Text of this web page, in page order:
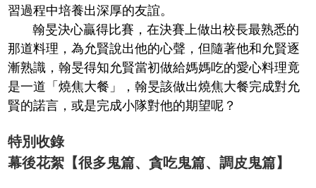
習過程中培養出深厚的友誼。
翰旻決心贏得比賽，在決賽上做出校長最熟悉的
那道料理，為允賢說出他的心聲，但隨著他和允賢逐
漸熟識，翰旻得知允賢當初做給媽媽吃的愛心料理竟
是一道「燒焦大餐」，翰旻該做出燒焦大餐完成對允
賢的諾言，或是完成小隊對他的期望呢？
特別收錄
幕後花絮【很多鬼篇、貪吃鬼篇、調皮鬼篇】